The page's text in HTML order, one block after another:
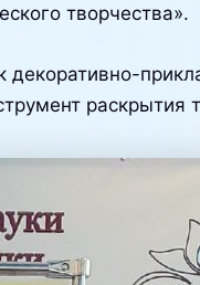
творчества».